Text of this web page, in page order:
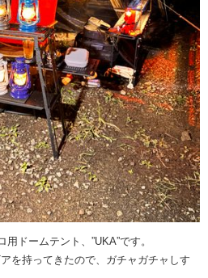
ドームテント、”UKA”です。
を持ってきたので、ガチャガチャしす